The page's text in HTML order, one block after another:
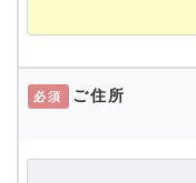
必須 ご住所